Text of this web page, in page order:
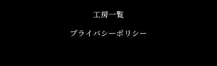
工房一覧
プライバシーポリシー